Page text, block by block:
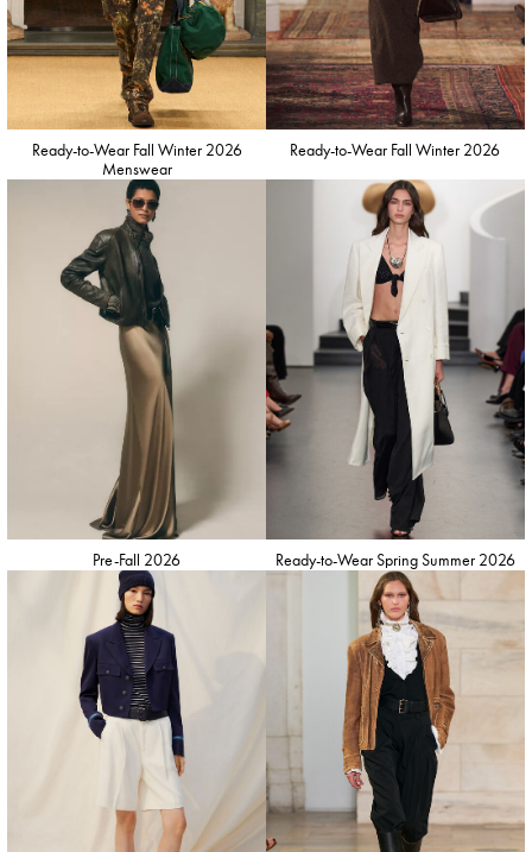
Ready-to-Wear Fall Winter 2026
Menswear
Ready-to-Wear Fall Winter 2026
Pre-Fall 2026 Ready-to-Wear Spring Summer 2026